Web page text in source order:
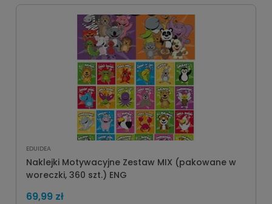
EDUIDEA
Naklejki Motywacyjne Zestaw MIX (pakowane w
woreczki, 360 szt.) ENG
69,99 zł